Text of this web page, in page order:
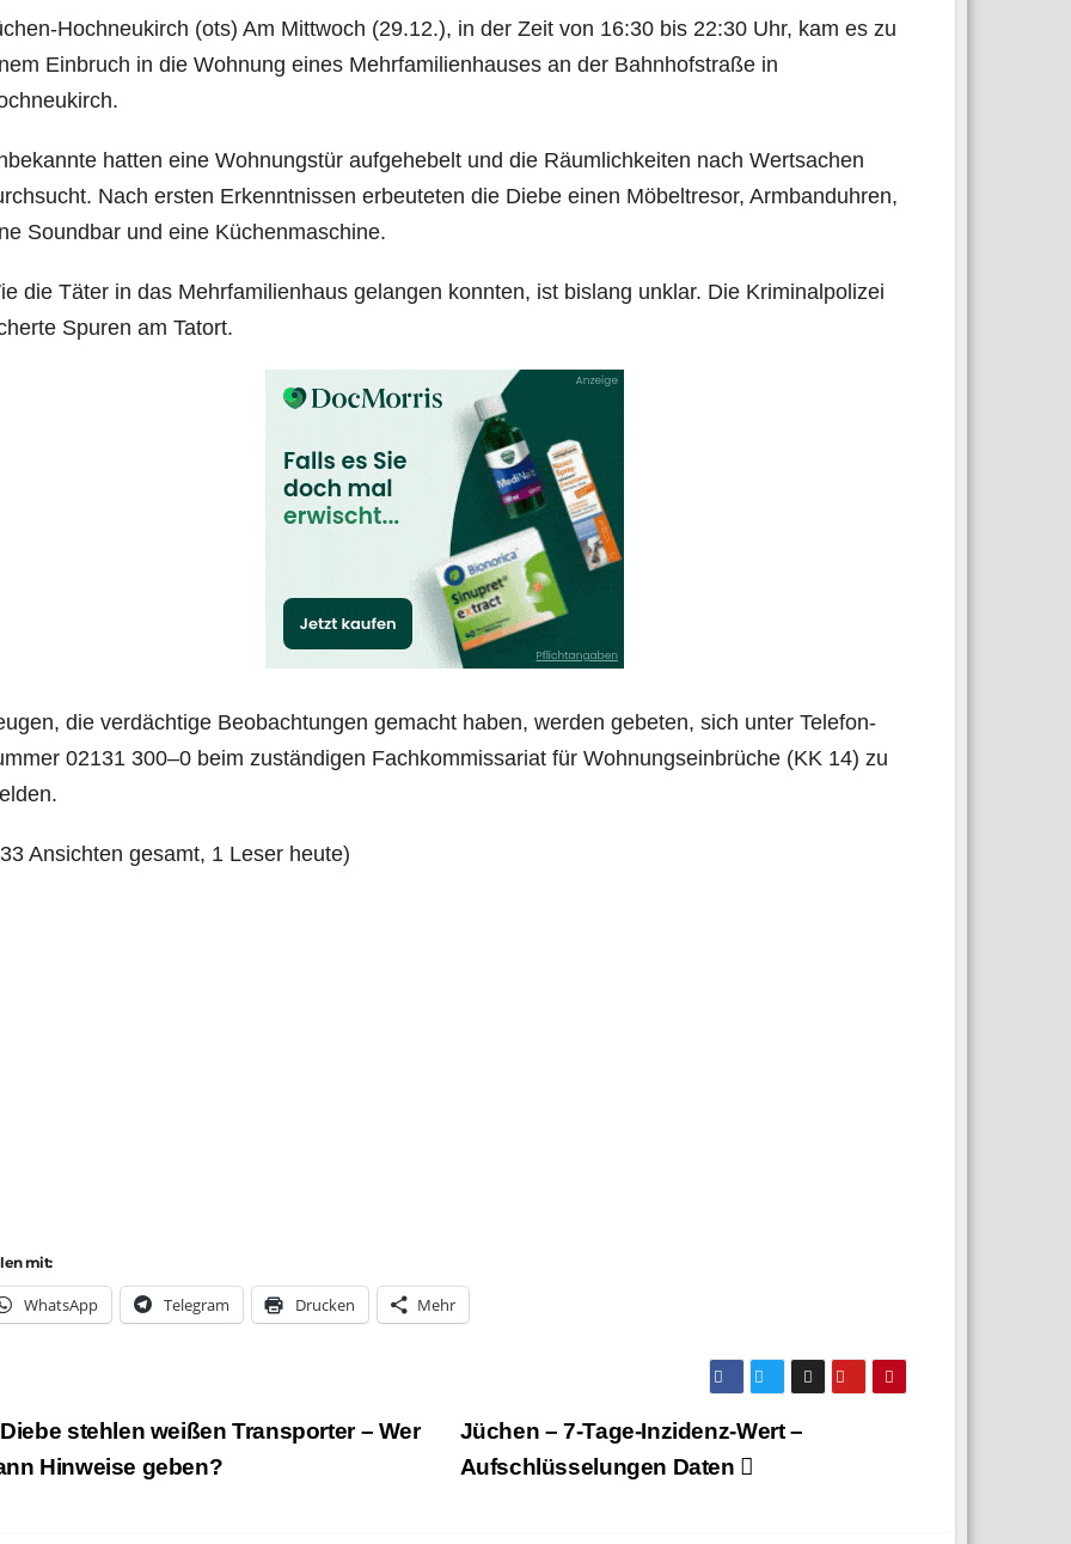
Hoch­neu­kirch (ots) Am Mitt­woch (29.12.), in der Zeit von 16:30 bis 22:30 Uhr, kam es zu
Ein­bruch in die Woh­nung eines Mehr­fa­mi­li­en­hau­ses an der Bahn­hof­stra­ße in
hat­ten eine Woh­nungs­tür auf­ge­he­belt und die Räum­lich­kei­ten nach Wert­sa­chen
Nach ers­ten Erkennt­nis­sen erbeu­te­ten die Die­be einen Möbel­tre­sor, Arm­band­uh­ren,
Sound­bar und eine Küchenmaschine.
die Täter in das Mehr­fa­mi­li­en­haus gelan­gen konn­ten, ist bis­lang unklar. Die Kri­mi­nal­po­li­zei
Spu­ren am Tatort.
die ver­däch­ti­ge Beob­ach­tun­gen gemacht haben, wer­den gebe­ten, sich unter Tele­fon­
02131 300–0 beim zustän­di­gen Fach­kom­mis­sa­ri­at für Woh­nungs­ein­brü­che (KK 14) zu
Ansich­ten gesamt, 1 Leser heute)
mit:
Whats­App Tele­gram Dru­cken Mehr
Jüchen – 7‑Tage-Inzidenz-Wert –
Aufschlüsselungen Daten
Diebe stehlen weißen Transporter – Wer
Hinweise geben?